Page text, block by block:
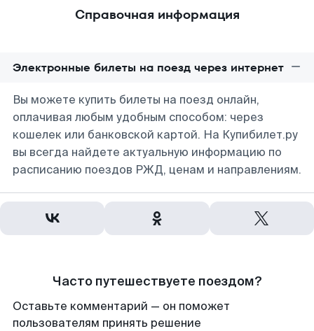
Справочная информация
Электронные билеты на поезд через интернет
Вы можете купить билеты на поезд онлайн,
оплачивая любым удобным способом: через
кошелек или банковской картой. На Купибилет.ру
вы всегда найдете актуальную информацию по
расписанию поездов РЖД, ценам и направлениям.
Часто путешествуете поездом?
Оставьте комментарий — он поможет
пользователям принять решение